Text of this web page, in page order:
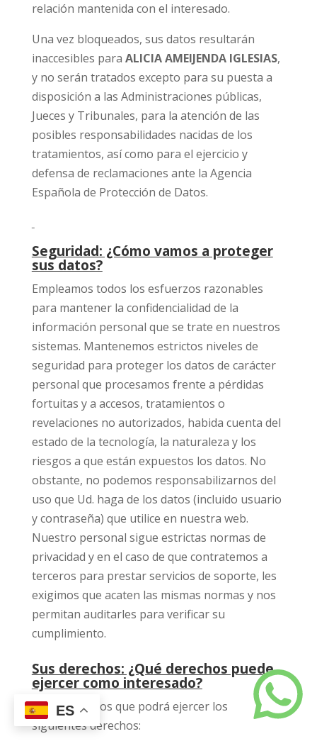
relación mantenida con el interesado.
Una vez bloqueados, sus datos resultarán
inaccesibles para ALICIA AMEIJENDA IGLESIAS,
y no serán tratados excepto para su puesta a
disposición a las Administraciones públicas,
Jueces y Tribunales, para la atención de las
posibles responsabilidades nacidas de los
tratamientos, así como para el ejercicio y
defensa de reclamaciones ante la Agencia
Española de Protección de Datos.
Seguridad: ¿Cómo vamos a proteger
sus datos?
Empleamos todos los esfuerzos razonables
para mantener la confidencialidad de la
información personal que se trate en nuestros
sistemas. Mantenemos estrictos niveles de
seguridad para proteger los datos de carácter
personal que procesamos frente a pérdidas
fortuitas y a accesos, tratamientos o
revelaciones no autorizados, habida cuenta del
estado de la tecnología, la naturaleza y los
riesgos a que están expuestos los datos. No
obstante, no podemos responsabilizarnos del
uso que Ud. haga de los datos (incluido usuario
y contraseña) que utilice en nuestra web.
Nuestro personal sigue estrictas normas de
privacidad y en el caso de que contratemos a
terceros para prestar servicios de soporte, les
exigimos que acaten las mismas normas y nos
permitan auditarles para verificar su
cumplimiento.
Sus derechos: ¿Qué derechos puede
ejercer como interesado?
Le informamos que podrá ejercer los
siguientes derechos:
ES